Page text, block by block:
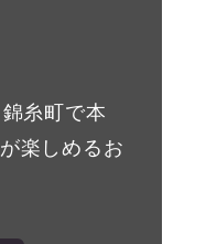
糸町で本
楽しめるお